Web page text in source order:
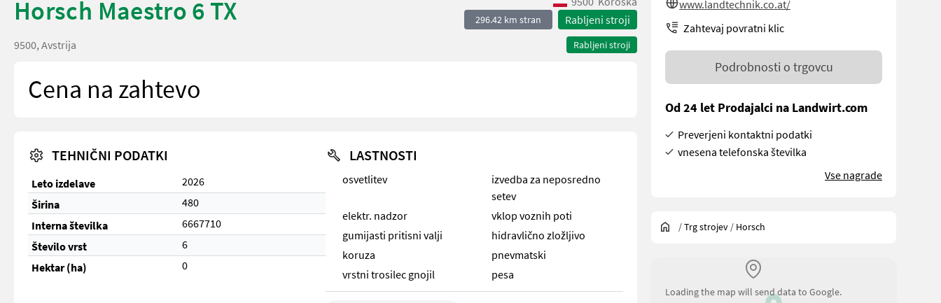
Horsch Maestro 6 TX 296.42 km stran Rabljeni stroji
Rabljeni stroji
9500, Avstrija
Cena na zahtevo
TEHNIČNI PODATKI
Leto izdelave
2026
Širina
480
Interna številka
6667710
Število vrst
6
Hektar (ha)
0
LASTNOSTI
osvetlitev
izvedba za neposredno
setev
elektr. nadzor
vklop voznih poti
gumijasti pritisni valji
hidravlično zložljivo
koruza
pnevmatski
vrstni trosilec gnojil
pesa
www.landtechnik.co.at/
Zahtevaj povratni klic
Podrobnosti o trgovcu
Od 24 let Prodajalci na Landwirt.com
Preverjeni kontaktni podatki
vnesena telefonska številka
Vse nagrade
/Trg strojev / Horsch
Loading the map will send data to Google.